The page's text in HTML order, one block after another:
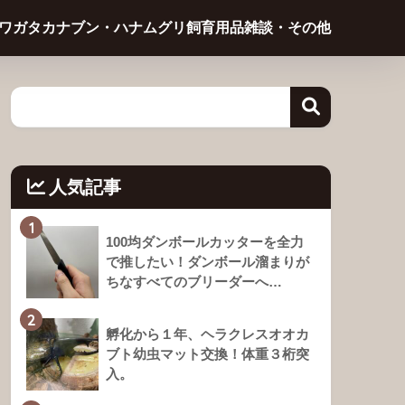
ガタ カナブン・ハナムグリ飼育用品雑談・その他
人気記事
1
100均ダンボールカッターを全力
で推したい！ダンボール溜まりが
ちなすべてのブリーダーへ…
2
孵化から１年、ヘラクレスオオカ
ブト幼虫マット交換！体重３桁突
入。